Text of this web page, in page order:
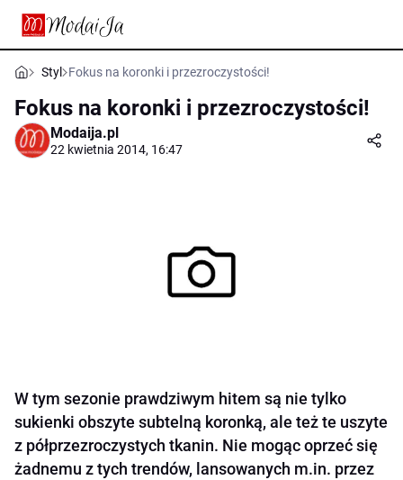
Styl Fokus na koronki i przezroczystości!
Fokus na koronki i przezroczystości!
Modaija.pl
22 kwietnia 2014, 16:47
W tym sezonie prawdziwym hitem są nie tylko
sukienki obszyte subtelną koronką, ale też te uszyte
z półprzezroczystych tkanin. Nie mogąc oprzeć się
żadnemu z tych trendów, lansowanych m.in. przez